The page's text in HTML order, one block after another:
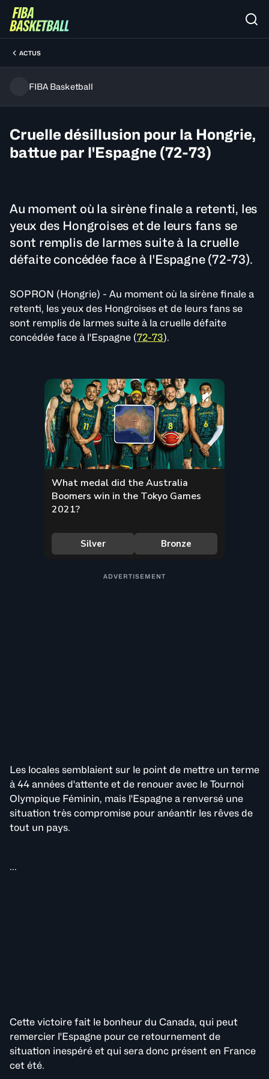
ACTUS
FIBA Basketball
Cruelle désillusion pour la Hongrie,
battue par l'Espagne (72-73)
Au moment où la sirène finale a retenti, les
yeux des Hongroises et de leurs fans se
sont remplis de larmes suite à la cruelle
défaite concédée face à l'Espagne (72-73).
SOPRON (Hongrie) - Au moment où la sirène finale a
retenti, les yeux des Hongroises et de leurs fans se
sont remplis de larmes suite à la cruelle défaite
concédée face à l'Espagne (72-73).
Les locales semblaient sur le point de mettre un terme
à 44 années d'attente et de renouer avec le Tournoi
Olympique Féminin, mais l'Espagne a renversé une
situation très compromise pour anéantir les rêves de
tout un pays.
...
Cette victoire fait le bonheur du Canada, qui peut
remercier l'Espagne pour ce retournement de
situation inespéré et qui sera donc présent en France
cet été.